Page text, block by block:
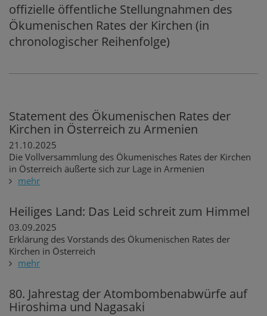
offizielle öffentliche Stellungnahmen des
Ökumenischen Rates der Kirchen (in
chronologischer Reihenfolge)
Statement des Ökumenischen Rates der
Kirchen in Österreich zu Armenien
21.10.2025
Die Vollversammlung des Ökumenisches Rates der Kirchen
in Österreich äußerte sich zur Lage in Armenien
mehr
Heiliges Land: Das Leid schreit zum Himmel
03.09.2025
Erklärung des Vorstands des Ökumenischen Rates der
Kirchen in Österreich
mehr
80. Jahrestag der Atombombenabwürfe auf
Hiroshima und Nagasaki